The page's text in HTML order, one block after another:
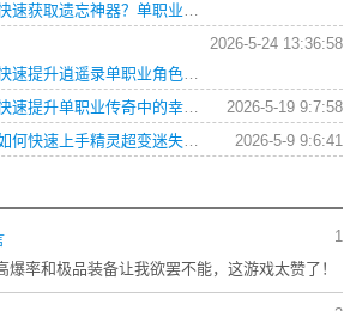
如何快速获取遗忘神器？单职业传奇之巅最强装备路线是什么？追寻失落记忆任务卡关了怎么办？
2026-5-24 13:36:58
如何快速提升逍遥录单职业角色等级？
2026-5-19 9:7:58
如何快速提升单职业传奇中的幸运值和极品爆率？
2026-5-9 9:6:41
新手如何快速上手精灵超变迷失单职业66666？这份攻略为你解答所有疑问。
1
率和极品装备让我欲罢不能，这游戏太赞了！